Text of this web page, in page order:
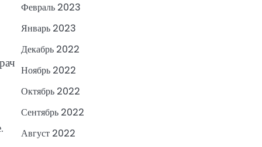
Февраль 2023
Январь 2023
Декабрь 2022
Ноябрь 2022
Октябрь 2022
Сентябрь 2022
Август 2022